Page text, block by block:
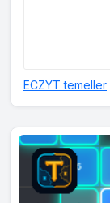
ECZYT temeller